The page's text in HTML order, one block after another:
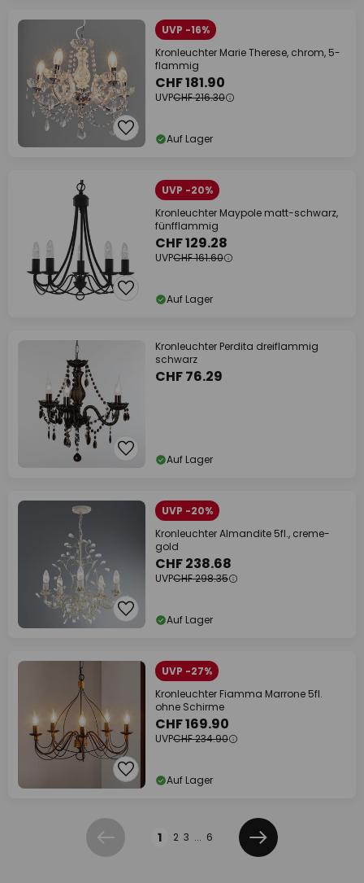
UVP -16%
Kronleuchter Marie Therese, chrom, 5-
flammig
CHF 181.90
UVPCHF 216.30
Auf Lager
UVP -20%
Kronleuchter Maypole matt-schwarz,
fünfflammig
CHF 129.28
UVPCHF 161.60
Auf Lager
Kronleuchter Perdita dreiflammig
schwarz
CHF 76.29
Auf Lager
UVP -20%
Kronleuchter Almandite 5fl., creme-
gold
CHF 238.68
UVPCHF 298.35
Auf Lager
UVP -27%
Kronleuchter Fiamma Marrone 5fl.
ohne Schirme
CHF 169.90
UVPCHF 234.90
Auf Lager
Zurück 1 2 3 ... 6
Weiter